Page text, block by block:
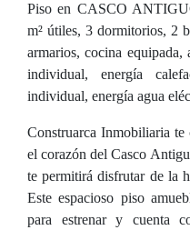
Piso en CASCO
m² útiles, 3 dormitorios, 2
armarios, cocina equipada,
individual, energía
individual, energía agua
Construarca Inmobiliaria
el corazón del Casco
te permitirá disfrutar de la
Este espacioso piso
para estrenar y cuenta